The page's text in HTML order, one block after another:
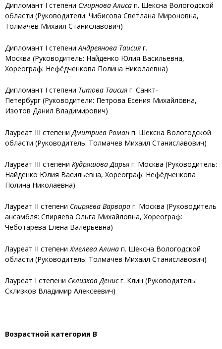
Дипломант I степени Смирнова Алиса п. Шексна Вологодской
области (Руководители: Чибисова Светлана Мироновна,
Толмачев Михаил Станиславович)
Дипломант I степени Андреянова Таисия г.
Москва (Руководитель: Найденко Юлия Васильевна,
Хореограф: Нефёдченкова Полина Николаевна)
Дипломант I степени Титова Таисия г. Санкт-
Петербург (Руководители: Петрова Есения Михайловна,
Изотов Данил Владимирович)
Лауреат III степени Дмитриев Роман п. Шексна Вологодской
области (Руководитель: Толмачев Михаил Станиславович)
Лауреат III степени Кудряшова Дарья г. Москва (Руководитель:
Найденко Юлия Васильевна, Хореограф: Нефёдченкова
Полина Николаевна)
Лауреат II степени Спиряева Варвара г. Москва (Руководитель
ансамбля: Спиряева Ольга Михайловна, Хореограф:
Чеботарёва Елена Валерьевна)
Лауреат II степени Хмелева Алина п. Шексна Вологодской
области (Руководитель: Толмачев Михаил Станиславович)
Лауреат I степени Склизков Денисг. Клин (Руководитель:
Склизков Владимир Алексеевич)
Возрастной категория В